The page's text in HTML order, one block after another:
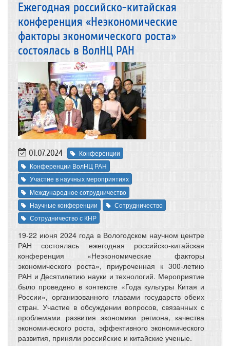
Ежегодная российско-китайская
конференция «Неэкономические
факторы экономического роста»
состоялась в ВолНЦ РАН
01.07.2024
Конференции
Конференции ВолНЦ РАН
Участие в научных мероприятиях
Международное сотрудничество
Научные конференции
Сотрудничество
Сотрудничество с КНР
19-22 июня 2024 года в Вологодском научном центре
РАН состоялась ежегодная российско-китайская
конференция «Неэкономические факторы
экономического роста», приуроченная к 300-летию
РАН и Десятилетию науки и технологий. Мероприятие
было проведено в контексте «Года культуры Китая и
России», организованного главами государств обеих
стран. Участие в обсуждении вопросов, связанных с
проблемами развития экономики региона, качества
экономического роста, эффективного экономического
развития, приняли российские и китайские ученые.